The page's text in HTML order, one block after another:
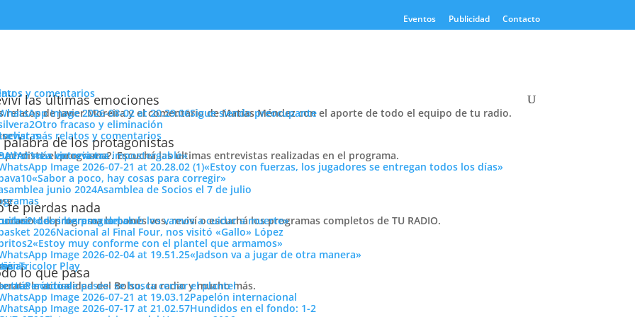
Eventos Publicidad Contacto
y comentarios
las últimas emociones
relatos de Javier Moreira y el comentario de Matías Méndez con el aporte de todo el equipo de tu radio.
Sigue siendo preocupante
Otro fracaso y eliminación
más relatos y comentarios
palabra de los protagonistas
perdiste el programa?. Escuchá las últimas entrevistas realizadas en el programa.
más entrevistas
«La victoria era impostergable»
«Estoy con fuerzas, los jugadores se entregan todos los días»
«Sabor a poco, hay cosas para corregir»
Asamblea de Socios el 7 de julio
te pierdas nada
del programa lo ponés vos, reviví o escuchá los programas completos de TU RADIO.
todos los programas
«Los intereses del club los vamos a cuidar a muerte»
Nacional al Final Four, nos visitó «Gallo» López
«Estoy muy conforme con el plantel que armamos»
«Jadson va a jugar de otra manera»
Play
lo que pasa
la actualidad del Bolso, tu radio y mucho más.
más noticias
Período de pases: se busca cerrar el plantel
Papelón internacional
Hundidos en el fondo: 1-2
en las difíciles»
HECHO EN LA DEFENSA DE NACIONAL»
Giuria, candidato a la presidencia de Nacional por la lista 14, lema
por todos los temas, en las que nos brindó su parecer, sus ideas,
Tweets by PasionTricolor1